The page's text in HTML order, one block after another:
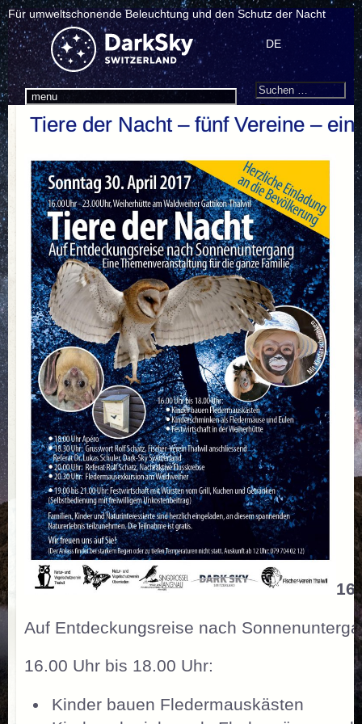
Für umweltschonende Beleuchtung und den Schutz der Nacht
menu
DE
Search
Suchen
Tiere der Nacht – fünf Vereine –
Auf Entdeckungsreise nach
16.00 Uhr bis 18.00 Uhr:
Kinder bauen Fledermauskästen